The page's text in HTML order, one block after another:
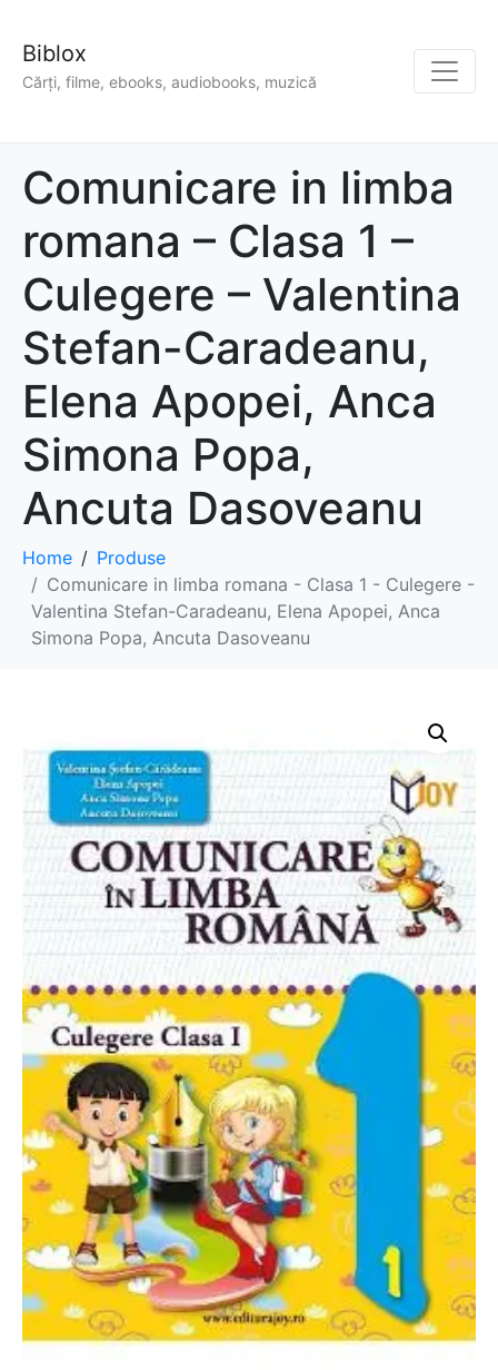
Biblox
Cărți, filme, ebooks, audiobooks, muzică
Comunicare in limba
romana – Clasa 1 –
Culegere – Valentina
Stefan-Caradeanu,
Elena Apopei, Anca
Simona Popa,
Ancuta Dasoveanu
Home
Produse
Comunicare in limba romana - Clasa 1 - Culegere -
Valentina Stefan-Caradeanu, Elena Apopei, Anca
Simona Popa, Ancuta Dasoveanu